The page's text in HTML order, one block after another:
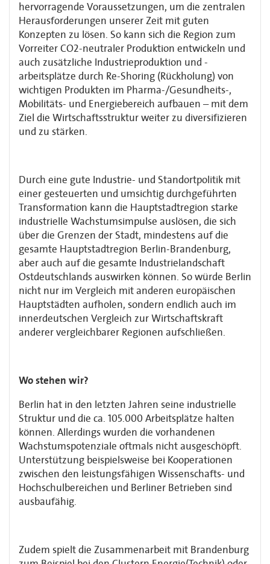
hervorragende Voraussetzungen, um die zentralen
Herausforderungen unserer Zeit mit guten
Konzepten zu lösen. So kann sich die Region zum
Vorreiter CO2-neutraler Pro­duktion entwickeln und
auch zusätzliche Industrieproduktion und -
arbeitsplätze durch Re-Shoring (Rückholung) von
wichtigen Produkten im Pharma-/Gesundheits-,
Mobilitäts- und Energiebereich aufbauen – mit dem
Ziel die Wirtschaftsstruktur weiter zu diversifizieren
und zu stärken.
Durch eine gute Industrie- und Standortpolitik mit
einer gesteuerten und umsichtig durch­geführten
Transformation kann die Hauptstadtregion starke
industrielle Wachstums­impulse auslösen, die sich
über die Grenzen der Stadt, mindestens auf die
gesamte Hauptstadtregion Berlin-Brandenburg,
aber auch auf die gesamte Industrielandschaft
Ostdeutschlands auswirken können. So würde Berlin
nicht nur im Vergleich mit anderen europäischen
Hauptstädten aufholen, sondern endlich auch im
innerdeutschen Vergleich zur Wirtschaftskraft
anderer vergleichbarer Regionen aufschließen.
Wo stehen wir?
Berlin hat in den letzten Jahren seine industrielle
Struktur und die ca. 105.000 Arbeits­plätze halten
können. Allerdings wurden die vorhandenen
Wachstumspotenziale oftmals nicht ausgeschöpft.
Unterstützung beispielsweise bei Kooperationen
zwischen den leistungsfähigen Wissenschafts- und
Hochschulbereichen und Berliner Betrieben sind
ausbaufähig.
Zudem spielt die Zusammenarbeit mit Brandenburg